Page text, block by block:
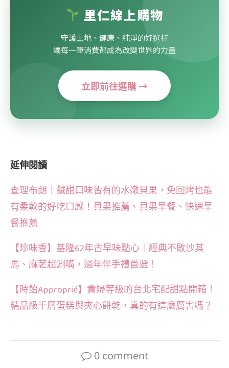
里仁線上購物
守護土地、健康、純淨的好選擇
讓每一筆消費都成為改變世界的力量
立即前往選購 →
延伸閱讀
查理布朗｜鹹甜口味皆有的水嫩貝果，免回烤也能
有柔軟的好吃口感！貝果推薦、貝果早餐、快速早
餐推薦
【珍味香】基隆62年古早味點心｜經典不敗沙其
馬、麻荖超涮嘴，過年伴手禮首選！
【時飴Approprié】貴婦等級的台北宅配甜點開箱！
精品級千層蛋糕與夾心餅乾，真的有這麼厲害嗎？
0 comment